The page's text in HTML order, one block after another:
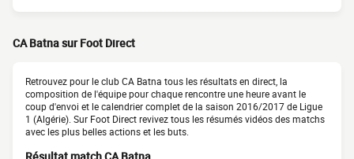
CA Batna sur Foot Direct
Retrouvez pour le club CA Batna tous les résultats en direct, la
composition de l'équipe pour chaque rencontre une heure avant le
coup d'envoi et le calendrier complet de la saison 2016/2017 de Ligue
1 (Algérie). Sur Foot Direct revivez tous les résumés vidéos des matchs
avec les plus belles actions et les buts.